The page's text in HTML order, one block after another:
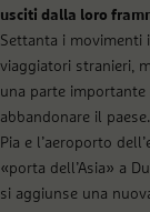
usciti dalla loro
Settanta i movimenti
viaggiatori stranieri,
una parte importante
abbandonare il
Pia e l’aeroporto
«porta dell’Asia» a
si aggiunse una